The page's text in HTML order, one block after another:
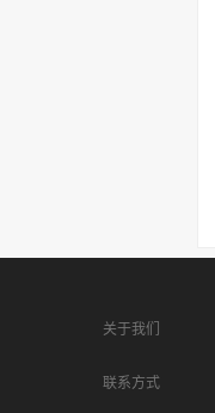
关于我们
联系方式